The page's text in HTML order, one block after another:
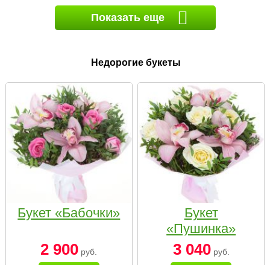
Показать еще
Недорогие букеты
Букет «Бабочки»
2 900 руб.
Букет
«Пушинка»
3 040руб.